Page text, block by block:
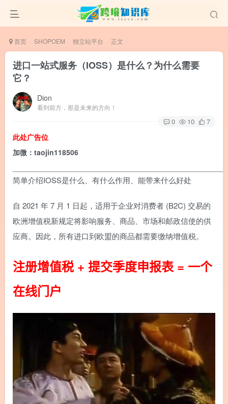
首页 SHOPOEM 独立站平台 正文
进口一站式服务（IOSS）是什么？为什么需要
它？
Dion
看到前方，那是未来的方向！
0 10 7
此处广告位
加微：taojin118506
简单介绍IOSS是什么、有什么作用、能带来什么好处
自 2021 年 7 月 1 日起，适用于企业对消费者 (B2C) 交易的
欧洲增值税新规定将影响服务、商品、市场和邮政信使的供
应商。因此，所有进口到欧盟的商品都需要缴纳增值税。
注册增值税 + 提交季度申报表 = 一个
在线门户